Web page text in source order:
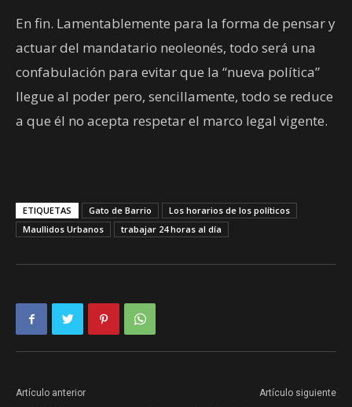
En fin. Lamentablemente para la forma de pensar y
actuar del mandatario neoleonés, todo será una
confabulación para evitar que la “nueva política”
llegue al poder pero, sencillamente, todo se reduce
a que él no acepta respetar el marco legal vigente.
ETIQUETAS Gato de Barrio
Los horarios de los políticos
Maullidos Urbanos
trabajar 24 horas al día
Artículo anterior Artículo siguiente